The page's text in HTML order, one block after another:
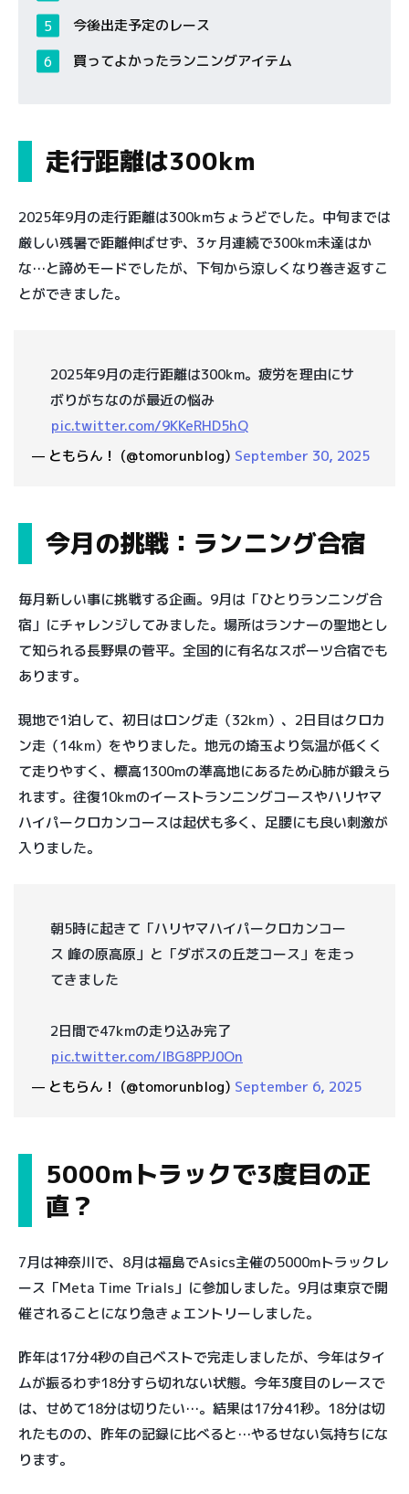
今後出走予定のレース
買ってよかったランニングアイテム
走行距離は300km
2025年9月の走行距離は300kmちょうどでした。中旬までは
厳しい残暑で距離伸ばせず、3ヶ月連続で300km未達はか
な…と諦めモードでしたが、下旬から涼しくなり巻き返すこ
とができました。
2025年9月の走行距離は300km。疲労を理由にサ
ボりがちなのが最近の悩み
pic.twitter.com/9KKeRHD5hQ
— ともらん！ (@tomorunblog) September 30, 2025
今月の挑戦：ランニング合宿
毎月新しい事に挑戦する企画。9月は「ひとりランニング合
宿」にチャレンジしてみました。場所はランナーの聖地とし
て知られる長野県の菅平。全国的に有名なスポーツ合宿でも
あります。
現地で1泊して、初日はロング走（32km）、2日目はクロカ
ン走（14km）をやりました。地元の埼玉より気温が低くく
て走りやすく、標高1300mの準高地にあるため心肺が鍛えら
れます。往復10kmのイーストランニングコースやハリヤマ
ハイパークロカンコースは起伏も多く、足腰にも良い刺激が
入りました。
朝5時に起きて「ハリヤマハイパークロカンコー
ス 峰の原高原」と「ダボスの丘芝コース」を走っ
てきました
2日間で47kmの走り込み完了
pic.twitter.com/lBG8PPJ0On
— ともらん！ (@tomorunblog) September 6, 2025
5000mトラックで3度目の正
直？
7月は神奈川で、8月は福島でAsics主催の5000mトラックレ
ース「Meta Time Trials」に参加しました。9月は東京で開
催されることになり急きょエントリーしました。
昨年は17分4秒の自己ベストで完走しましたが、今年はタイ
ムが振るわず18分すら切れない状態。今年3度目のレースで
は、せめて18分は切りたい…。結果は17分41秒。18分は切
れたものの、昨年の記録に比べると…やるせない気持ちにな
ります。